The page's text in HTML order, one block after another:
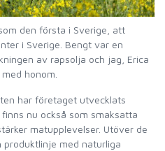
den första i Sverige, att
i Sverige. Bengt var en
av rapsolja och jag, Erica
honom.
har företaget utvecklats
nu också som smaksatta
matupplevelser. Utöver de
med naturliga